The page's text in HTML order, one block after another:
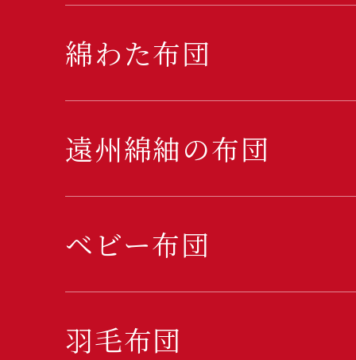
綿わた布団
遠州綿紬の布団
ベビー布団
羽毛布団